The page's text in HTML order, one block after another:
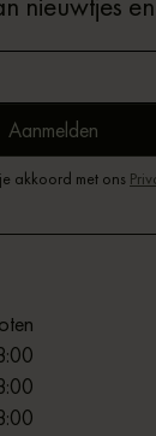
akkoord met ons